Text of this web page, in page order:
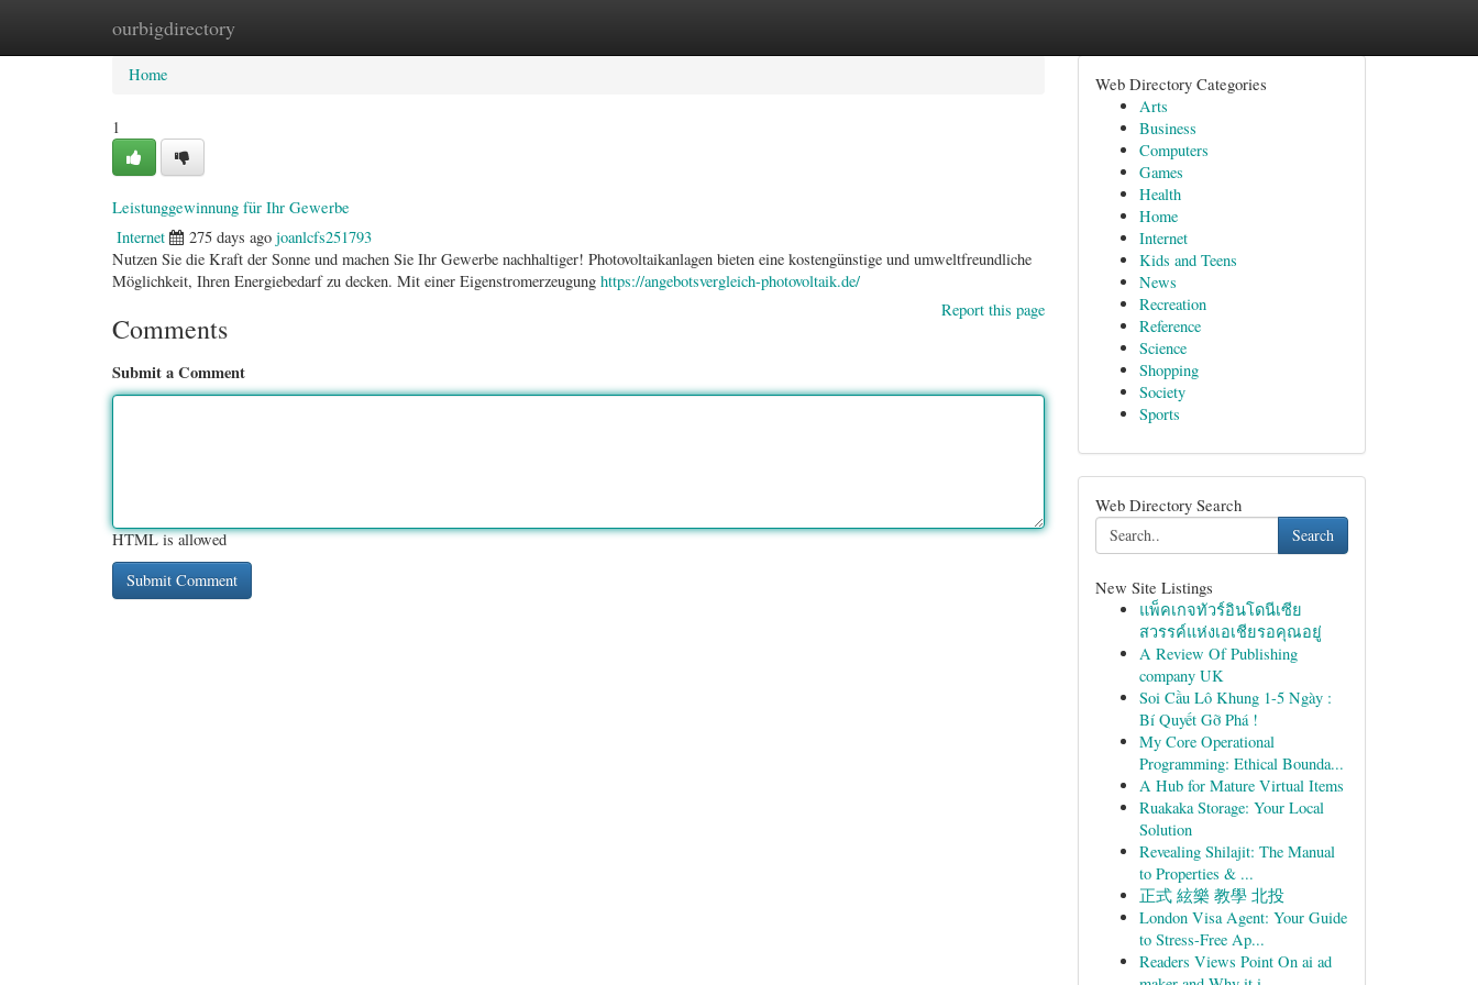
ourbigdirectory
Home New Site Listings
Home
1
Leistunggewinnung für Ihr Gewerbe
Internet 275 days ago joanlcfs251793
Nutzen Sie die Kraft der Sonne und machen Sie Ihr Gewerbe nachhaltiger! Photovoltaikanlagen bieten eine kostengünstige und umweltfreundliche
Möglichkeit, Ihren Energiebedarf zu decken. Mit einer Eigenstromerzeugung https://angebotsvergleich-photovoltaik.de/
Report this page
Comments
Submit a Comment
HTML is allowed
Web Directory Categories
Arts
Business
Computers
Games
Health
Home
Internet
Kids and Teens
News
Recreation
Reference
Science
Shopping
Society
Sports
Web Directory Search
Search
New Site Listings
แพ็คเกจทัวร์อินโดนีเซีย
สวรรค์แห่งเอเชียรอคุณอยู่
A Review Of Publishing
company UK
Soi Cầu Lô Khung 1-5 Ngày :
Bí Quyết Gỡ Phá !
My Core Operational
Programming: Ethical Bounda...
A Hub for Mature Virtual Items
Ruakaka Storage: Your Local
Solution
Revealing Shilajit: The Manual
to Properties & ...
正式 絃樂 教學 北投
London Visa Agent: Your Guide
to Stress-Free Ap...
Readers Views Point On ai ad